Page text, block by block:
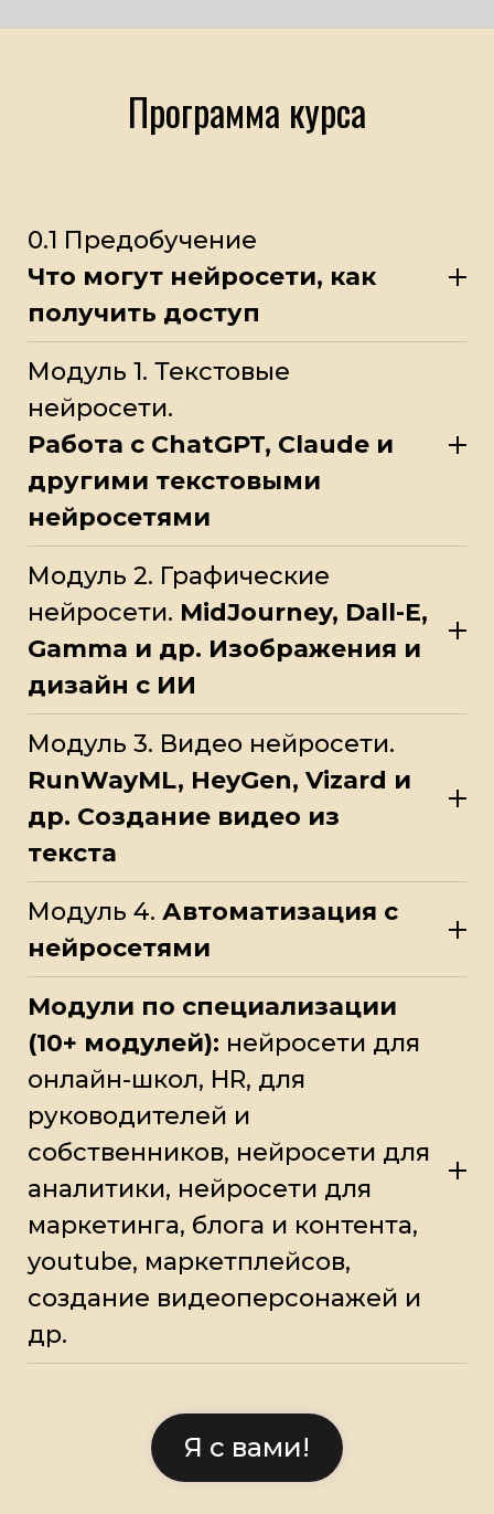
Программа курса
0.1 Предобучение
Что могут нейросети, как
получить доступ
Модуль 1. Текстовые
нейросети.
Работа с ChatGPT, Claude и
другими текстовыми
нейросетями
Модуль 2. Графические
нейросети. MidJourney, Dall-E,
Gamma и др. Изображения и
дизайн с ИИ
Модуль 3. Видео нейросети.
RunWayML, HeyGen, Vizard и
др. Создание видео из
текста
Модуль 4. Автоматизация с
нейросетями
Модули по специализации
(10+ модулей): нейросети для
онлайн-школ, HR, для
руководителей и
собственников, нейросети для
аналитики, нейросети для
маркетинга, блога и контента,
youtube, маркетплейсов,
создание видеоперсонажей и
др.
Я с вами!